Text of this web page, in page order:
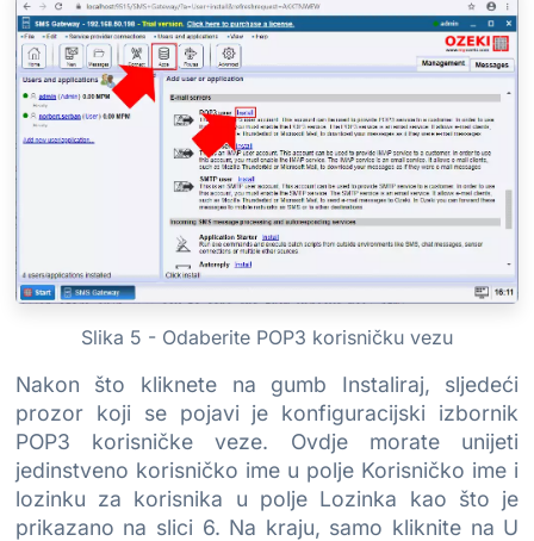
Slika 5 - Odaberite POP3 korisničku vezu
Nakon što kliknete na gumb Instaliraj, sljedeći
prozor koji se pojavi je konfiguracijski izbornik
POP3 korisničke veze. Ovdje morate unijeti
jedinstveno korisničko ime u polje Korisničko ime i
lozinku za korisnika u polje Lozinka kao što je
prikazano na slici 6. Na kraju, samo kliknite na U